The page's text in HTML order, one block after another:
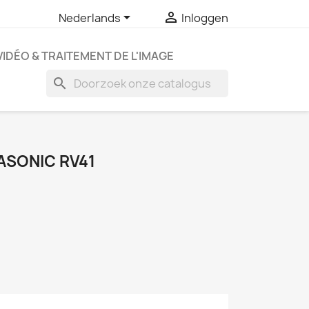
Nederlands  Inloggen
& TRAITEMENT DE L'IMAGE
search
RV41